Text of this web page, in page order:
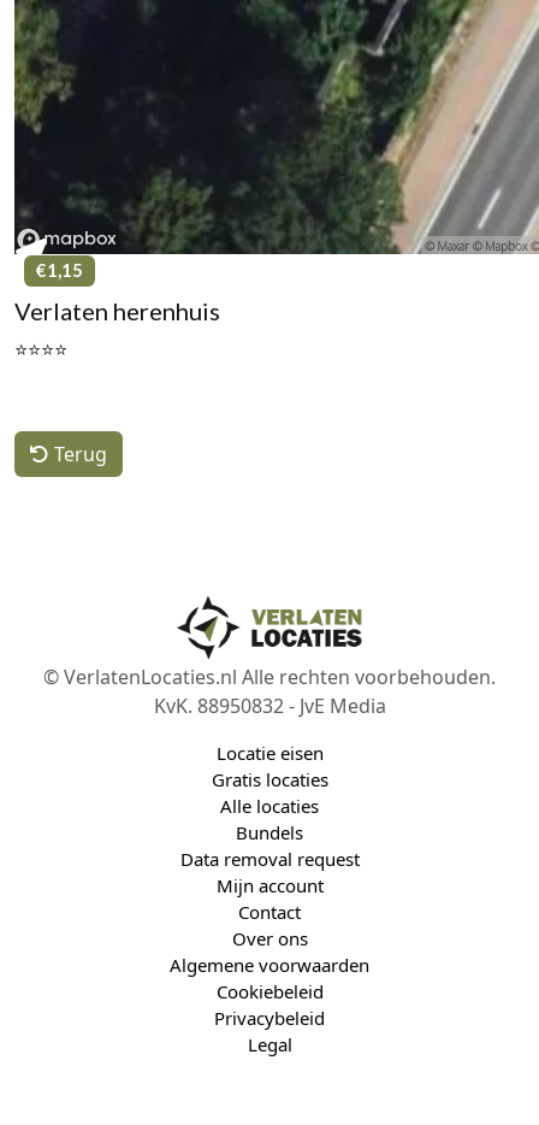
€1,15
Verlaten herenhuis
⭐⭐⭐⭐
Terug
© VerlatenLocaties.nl Alle rechten voorbehouden.
KvK. 88950832 - JvE Media
Locatie eisen
Gratis locaties
Alle locaties
Bundels
Data removal request
Mijn account
Contact
Over ons
Algemene voorwaarden
Cookiebeleid
Privacybeleid
Legal